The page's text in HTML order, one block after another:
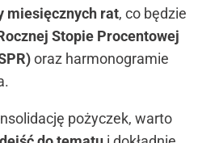
miesięcznych rat, co będzie
Stopie Procentowej
oraz harmonogramie
pożyczek, warto